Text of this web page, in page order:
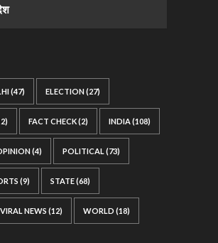
(47) ELECTION(27)
FACT CHECK(2) INDIA(108)
(4) POLITICAL (73)
(9) STATE(68)
VIRAL NEWS (12) WORLD (18)